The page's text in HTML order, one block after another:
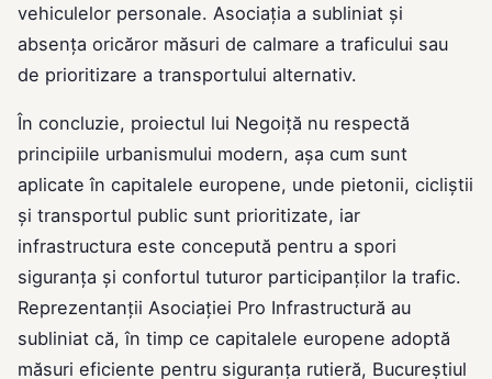
vehiculelor personale. Asociația a subliniat și
absența oricăror măsuri de calmare a traficului sau
de prioritizare a transportului alternativ.
În concluzie, proiectul lui Negoiță nu respectă
principiile urbanismului modern, așa cum sunt
aplicate în capitalele europene, unde pietonii, cicliștii
și transportul public sunt prioritizate, iar
infrastructura este concepută pentru a spori
siguranța și confortul tuturor participanților la trafic.
Reprezentanții Asociației Pro Infrastructură au
subliniat că, în timp ce capitalele europene adoptă
măsuri eficiente pentru siguranța rutieră, Bucureștiul